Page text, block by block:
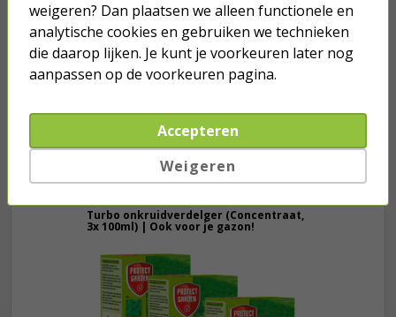
Turbo onkruidverdelger (Concentraat,
3x 100ml) | Ook voor je gazon!
USB C snellader | Apple | 1 poort
(USB C, Power Delivery, 20W)
18,95
weigeren? Dan plaatsen we alleen functionele en
analytische cookies en gebruiken we technieken
die daarop lijken. Je kunt je voorkeuren later nog
aanpassen op de voorkeuren pagina.
Accepteren
Weigeren